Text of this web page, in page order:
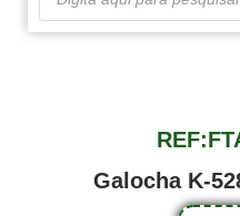
Galocha K-